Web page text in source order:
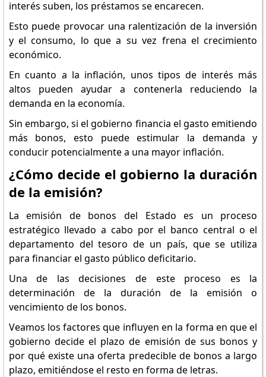
interés suben, los préstamos se encarecen.
Esto puede provocar una ralentización de la inversión
y el consumo, lo que a su vez frena el crecimiento
económico.
En cuanto a la inflación, unos tipos de interés más
altos pueden ayudar a contenerla reduciendo la
demanda en la economía.
Sin embargo, si el gobierno financia el gasto emitiendo
más bonos, esto puede estimular la demanda y
conducir potencialmente a una mayor inflación.
¿Cómo decide el gobierno la duración
de la emisión?
La emisión de bonos del Estado es un proceso
estratégico llevado a cabo por el banco central o el
departamento del tesoro de un país, que se utiliza
para financiar el gasto público deficitario.
Una de las decisiones de este proceso es la
determinación de la duración de la emisión o
vencimiento de los bonos.
Veamos los factores que influyen en la forma en que el
gobierno decide el plazo de emisión de sus bonos y
por qué existe una oferta predecible de bonos a largo
plazo, emitiéndose el resto en forma de letras.